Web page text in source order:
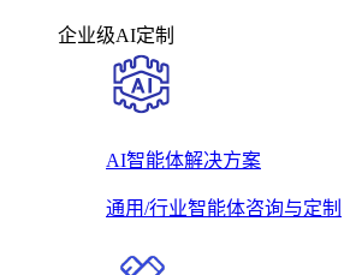
企业级AI定制
AI智能体解决方案
通用/行业智能体咨询与定制